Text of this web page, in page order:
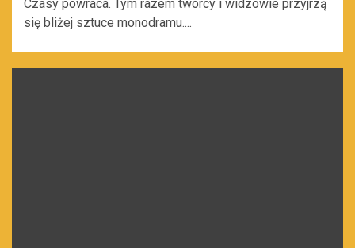
Czasy powraca. Tym razem twórcy i widzowie przyjrzą
się bliżej sztuce monodramu....